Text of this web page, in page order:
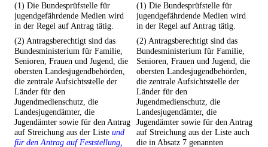
(1) Die Bundesprüfstelle für
jugendgefährdende Medien wird
in der Regel auf Antrag tätig.
(1) Die Bundesprüfstelle für
jugendgefährdende Medien wird
in der Regel auf Antrag tätig.
(2) Antragsberechtigt sind das
Bundesministerium für Familie,
Senioren, Frauen und Jugend, die
obersten Landesjugendbehörden,
die zentrale Aufsichtsstelle der
Länder für den
Jugendmedienschutz, die
Landesjugendämter, die
Jugendämter sowie für den Antrag
auf Streichung aus der Liste und
für den Antrag auf Feststellung,
(2) Antragsberechtigt sind das
Bundesministerium für Familie,
Senioren, Frauen und Jugend, die
obersten Landesjugendbehörden,
die zentrale Aufsichtsstelle der
Länder für den
Jugendmedienschutz, die
Landesjugendämter, die
Jugendämter sowie für den Antrag
auf Streichung aus der Liste auch
die in Absatz 7 genannten